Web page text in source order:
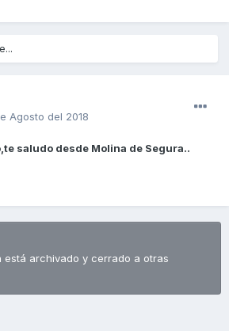
Agosto del 2018
saludo desde Molina de Segura..
está archivado y cerrado a otras